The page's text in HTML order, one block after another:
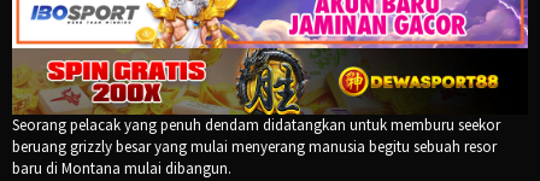
Seorang pelacak yang penuh dendam didatangkan untuk memburu seekor
beruang grizzly besar yang mulai menyerang manusia begitu sebuah resor
baru di Montana mulai dibangun.